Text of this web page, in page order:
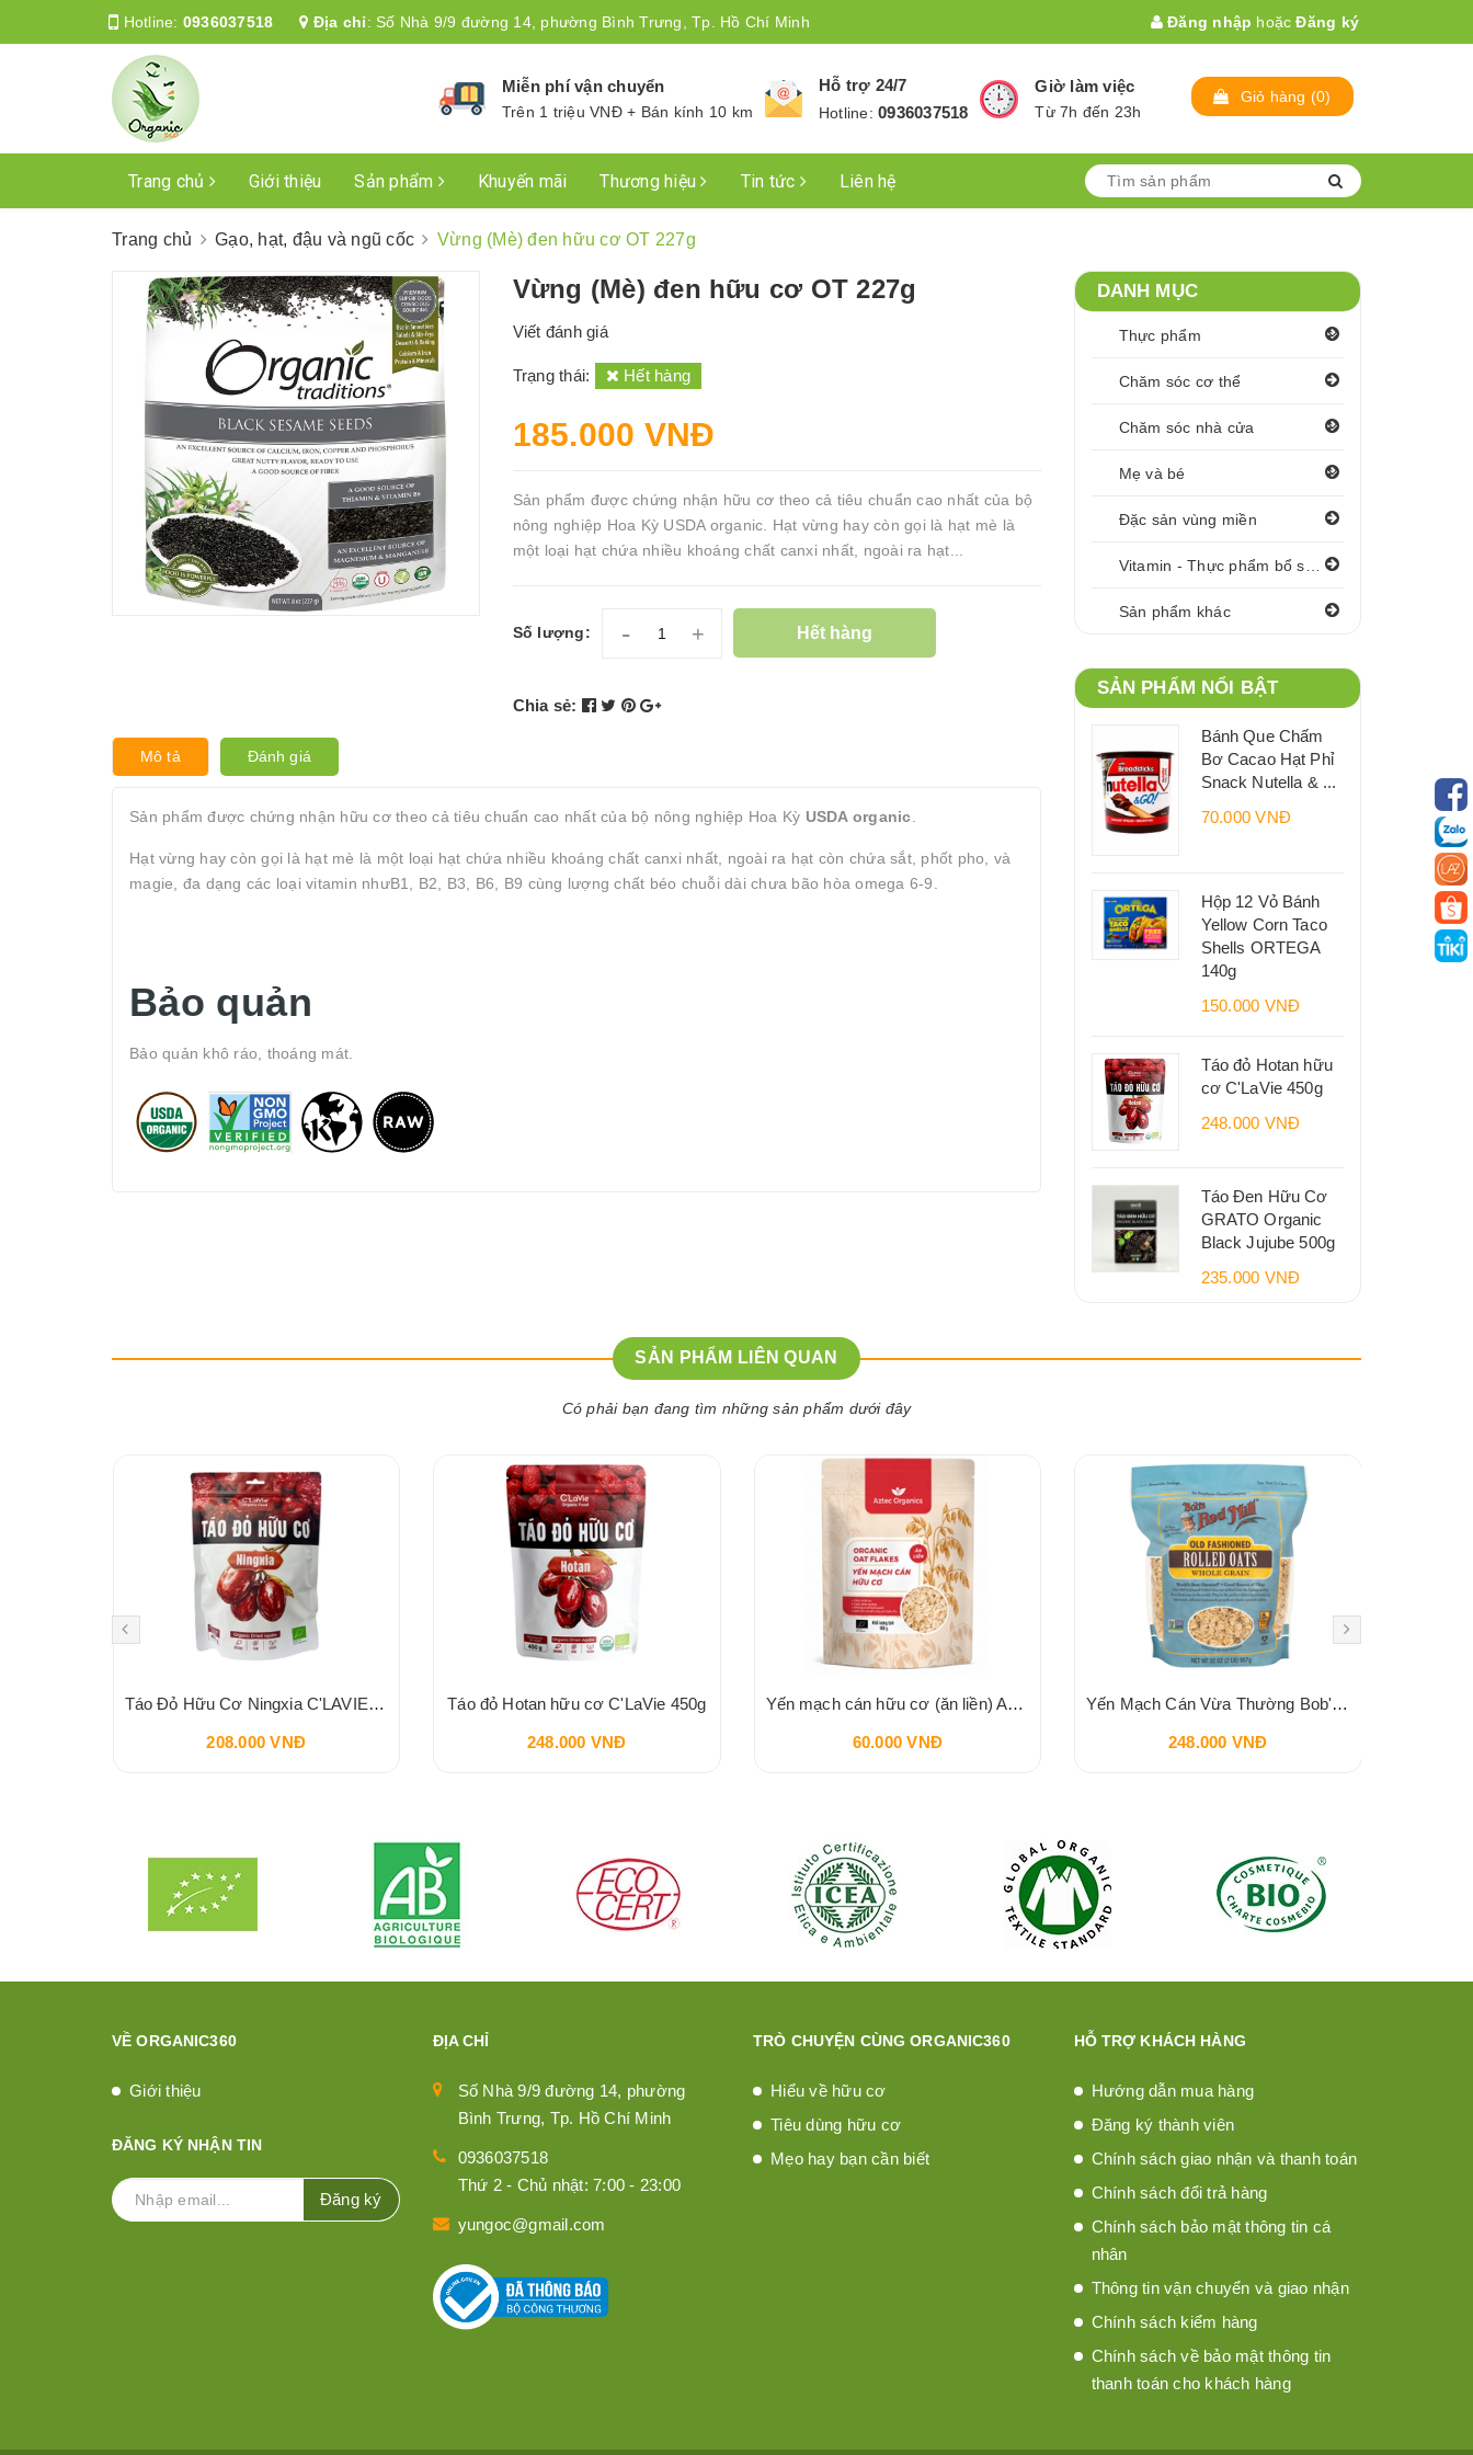
Hotline: 0936037518 Địa chỉ: Số Nhà 9/9 đường 14, phường Bình Trưng, Tp. Hồ Chí Minh Đăng nhập hoặc Đăng ký
Miễn phí vận chuyển
Trên 1 triệu VNĐ + Bán kính 10 km
Hỗ trợ 24/7
Hotline:0936037518
Giờ làm việc
Từ 7h đến 23h
Giỏ hàng (0)
Trang chủ Giới thiệu Sản phẩm Khuyến mãi Thương hiệu Tin tức Liên hệ
Trang chủ Gạo, hạt, đậu và ngũ cốc Vừng (Mè) đen hữu cơ OT 227g
Vừng (Mè) đen hữu cơ OT 227g
Viết đánh giá
Trạng thái: Hết hàng
185.000 VNĐ
Sản phẩm được chứng nhận hữu cơ theo cả tiêu chuẩn cao nhất của bộ
nông nghiệp Hoa Kỳ USDA organic. Hạt vừng hay còn gọi là hạt mè là
một loại hạt chứa nhiều khoáng chất canxi nhất, ngoài ra hạt...
Số lượng: - + Hết hàng
Chia sẻ:
Mô tả Đánh giá
Sản phẩm được chứng nhận hữu cơ theo cả tiêu chuẩn cao nhất của bộ nông nghiệp Hoa Kỳ USDA organic
Hạt vừng hay còn gọi là hạt mè là một loại hạt chứa nhiều khoáng chất canxi nhất, ngoài ra hạt còn chứa sắt, phốt pho, và
magie, đa dạng các loại vitamin nhưB1, B2, B3, B6, B9 cùng lượng chất béo chuỗi dài chưa bão hòa omega 6-9.
Bảo quản
Bảo quản khô ráo, thoáng mát.
DANH MỤC
Thực phẩm
Chăm sóc cơ thể
Chăm sóc nhà cửa
Mẹ và bé
Đặc sản vùng miền
Sản phẩm khác
SẢN PHẨM NỔI BẬT
Bánh Que Chấm
Bơ Cacao Hạt Phỉ
Snack Nutella & ...
70.000 VNĐ
Hộp 12 Vỏ Bánh
Yellow Corn Taco
Shells ORTEGA
140g
150.000 VNĐ
Táo đỏ Hotan hữu
cơ C'LaVie 450g
248.000 VNĐ
Táo Đen Hữu Cơ
GRATO Organic
Black Jujube 500g
235.000 VNĐ
SẢN PHẨM LIÊN QUAN
Có phải bạn đang tìm những sản phẩm dưới đây
Táo Đỏ Hữu Cơ Ningxia C'LAVIE 450g
208.000 VNĐ
Táo đỏ Hotan hữu cơ C'LaVie 450g
248.000 VNĐ
Yến mạch cán hữu cơ (ăn liền) Aztec Organics 180g
60.000 VNĐ
Yến Mạch Cán Vừa Thường Bob's Red Mill Old Fashioned Rolled Oats 907g
248.000 VNĐ
VỀ ORGANIC360
Giới thiệu
ĐĂNG KÝ NHẬN TIN
Đăng ký
ĐỊA CHỈ
Số Nhà 9/9 đường 14, phường
Bình Trưng, Tp. Hồ Chí Minh
0936037518
Thứ 2 - Chủ nhật: 7:00 - 23:00
yungoc@gmail.com
TRÒ CHUYỆN CÙNG ORGANIC360
Hiểu về hữu cơ
Tiêu dùng hữu cơ
Mẹo hay bạn cần biết
HỖ TRỢ KHÁCH HÀNG
Hướng dẫn mua hàng
Đăng ký thành viên
Chính sách giao nhận và thanh toán
Chính sách đổi trả hàng
Chính sách bảo mật thông tin cá
nhân
Thông tin vận chuyển và giao nhận
Chính sách kiểm hàng
Chính sách về bảo mật thông tin
thanh toán cho khách hàng